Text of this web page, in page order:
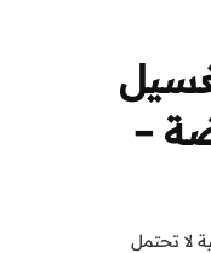
–
لا تحتمل